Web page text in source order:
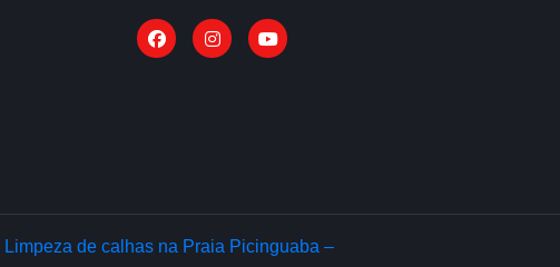
Limpeza de calhas na Praia Picinguaba –